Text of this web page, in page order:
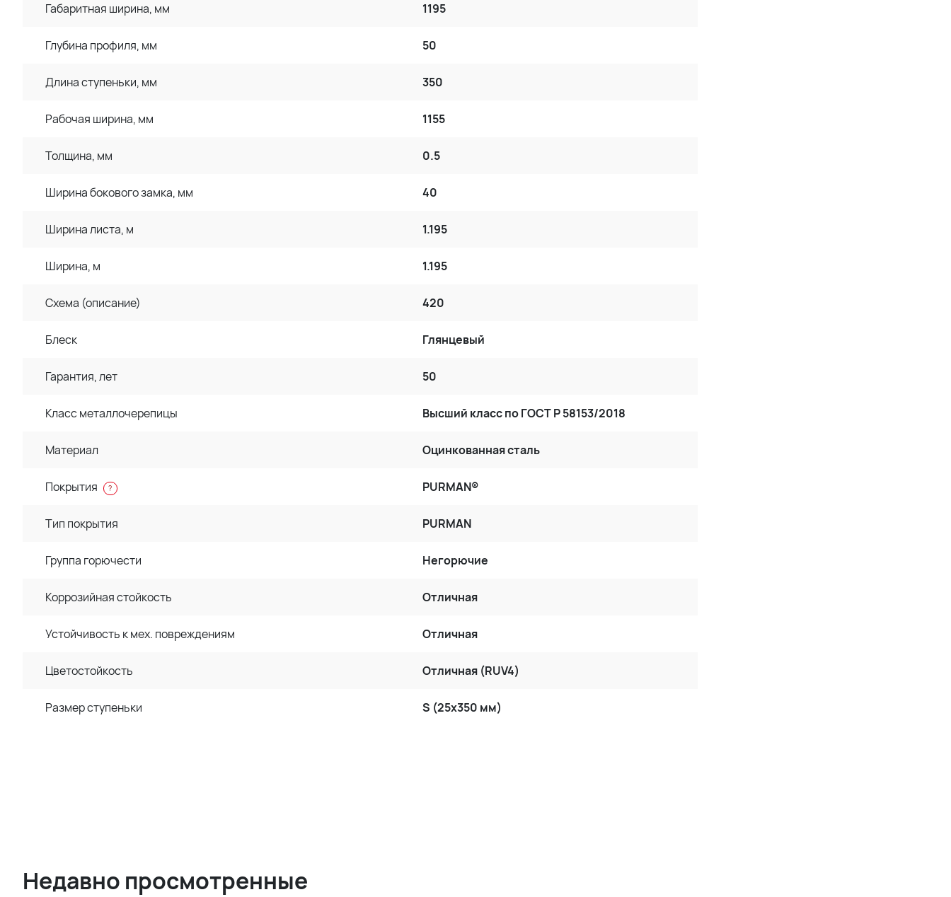
Габаритная ширина, мм 1195
Глубина профиля, мм 50
Длина ступеньки, мм 350
Рабочая ширина, мм 1155
Толщина, мм 0.5
Ширина бокового замка, мм 40
Ширина листа, м 1.195
Ширина, м 1.195
Схема (описание) 420
Блеск Глянцевый
Гарантия, лет 50
Класс металлочерепицы Высший класс по ГОСТ P 58153/2018
Материал Оцинкованная сталь
Покрытия ? PURMAN®
Тип покрытия PURMAN
Группа горючести Негорючие
Коррозийная стойкость Отличная
Устойчивость к мех. повреждениям Отличная
Цветостойкость Отличная (RUV4)
Размер ступеньки S (25x350 мм)
Недавно просмотренные